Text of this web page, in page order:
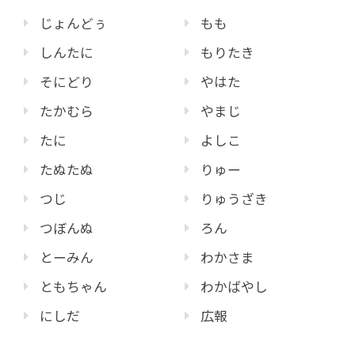
じょんどぅ
しんたに
そにどり
たかむら
たに
たぬたぬ
つじ
つぼんぬ
とーみん
ともちゃん
にしだ
もも
もりたき
やはた
やまじ
よしこ
りゅー
りゅうざき
ろん
わかさま
わかばやし
広報